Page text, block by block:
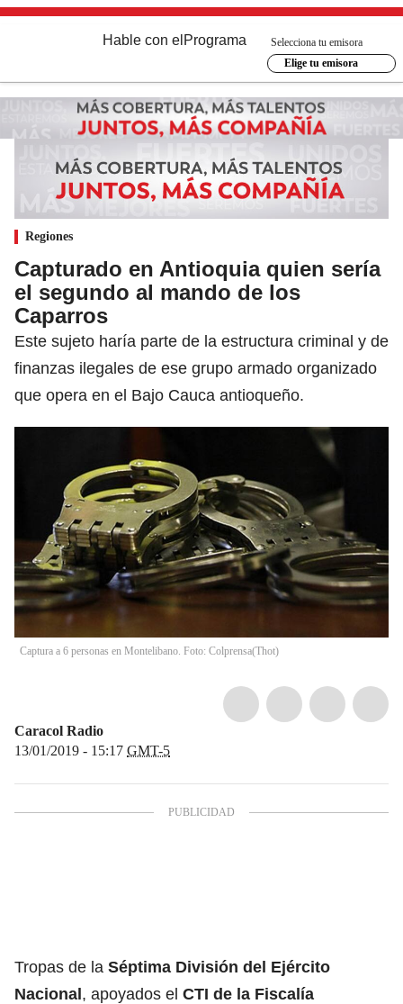
Hable con el Programa
Selecciona tu emisora
Elige tu emisora
Regiones
Capturado en Antioquia quien sería
el segundo al mando de los
Caparros
Este sujeto haría parte de la estructura criminal y de
finanzas ilegales de ese grupo armado organizado
que opera en el Bajo Cauca antioqueño.
Captura a 6 personas en Montelibano. Foto: Colprensa(Thot)
Caracol Radio
13/01/2019 - 15:17 GMT-5
Tropas de la Séptima División del Ejército
Nacional, apoyados el CTI de la Fiscalía